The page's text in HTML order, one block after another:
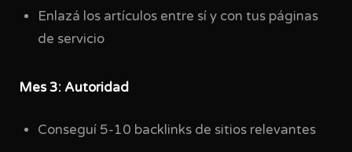
Enlazá los artículos entre sí y con tus páginas
de servicio
Mes 3: Autoridad
Conseguí 5-10 backlinks de sitios relevantes